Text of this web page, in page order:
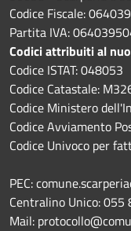
Codice Fiscale:
Partita IVA:
Codici attribuiti al
Codice ISTAT: 048053
Codice Catastale:
Codice Ministero
Codice Avviamento
Codice Univoco per
PEC:
Centralino Unico: 055
Mail: